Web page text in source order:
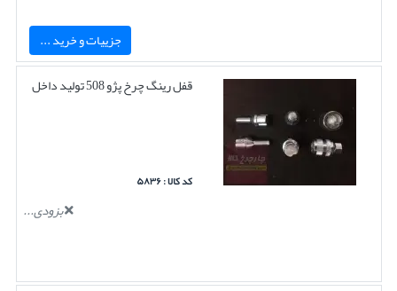
جزییات و خرید ...
قفل رینگ چرخ پژو 508 تولید داخل
کد کالا : ۵۸۳۶
بزودی...